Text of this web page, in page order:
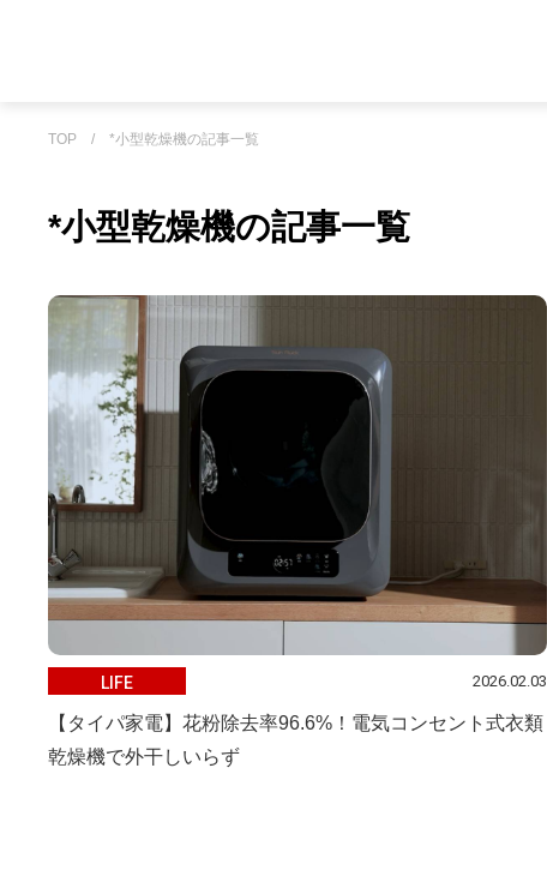
TOP / *小型乾燥機の記事一覧
*小型乾燥機の記事一覧
LIFE 2026.02.03
【タイパ家電】花粉除去率96.6%！電気コンセント式衣類
乾燥機で外干しいらず